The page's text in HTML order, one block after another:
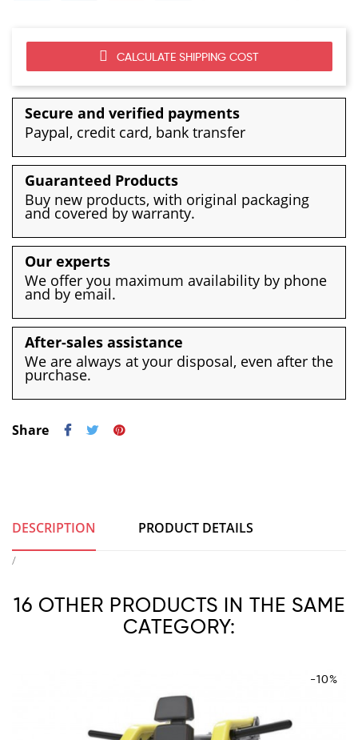
CALCULATE SHIPPING COST
Secure and verified payments
Paypal, credit card, bank transfer
Guaranteed Products
Buy new products, with original packaging
and covered by warranty.
Our experts
We offer you maximum availability by phone
and by email.
After-sales assistance
We are always at your disposal, even after the
purchase.
Share
DESCRIPTION PRODUCT DETAILS
/
16 OTHER PRODUCTS IN THE SAME
CATEGORY:
-10%